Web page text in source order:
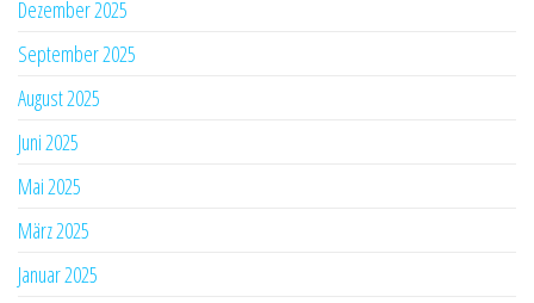
Dezember 2025
September 2025
August 2025
Juni 2025
Mai 2025
März 2025
Januar 2025